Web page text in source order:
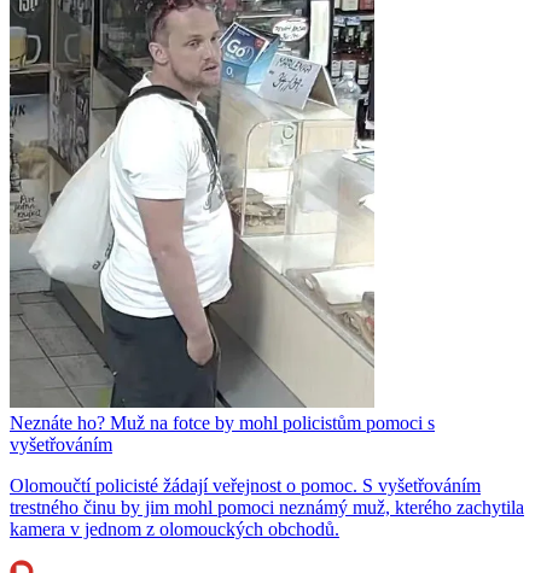
Neznáte ho? Muž na fotce by mohl policistům pomoci s
vyšetřováním
Olomoučtí policisté žádají veřejnost o pomoc. S vyšetřováním
trestného činu by jim mohl pomoci neznámý muž, kterého zachytila
kamera v jednom z olomouckých obchodů.